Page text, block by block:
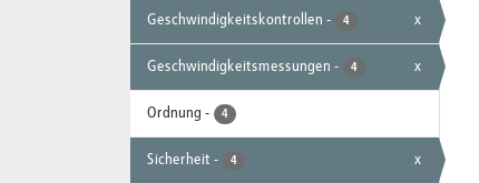
Geschwindigkeitskontrollen - 4 x
Geschwindigkeitsmessungen - 4 x
Ordnung - 4
Sicherheit - 4 x